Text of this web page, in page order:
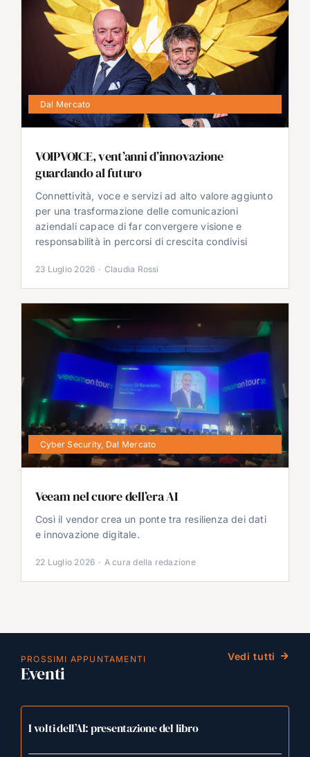
Dal Mercato
VOIPVOICE, vent’anni d’innovazione
guardando al futuro
Connettività, voce e servizi ad alto valore aggiunto
per una trasformazione delle comunicazioni
aziendali capace di far convergere visione e
responsabilità in percorsi di crescita condivisi
23 Luglio 2026 · Claudia Rossi
Cyber Security, Dal Mercato
Veeam nel cuore dell’era AI
Così il vendor crea un ponte tra resilienza dei dati
e innovazione digitale.
22 Luglio 2026 · A cura della redazione
PROSSIMI APPUNTAMENTI
Eventi
Vedi tutti
I volti dell’AI: presentazione del libro